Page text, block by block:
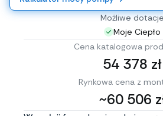
Możliwe
Moje Ciepło
Cena katalogowa
54 378 zł
Rynkowa cena z
~60 506